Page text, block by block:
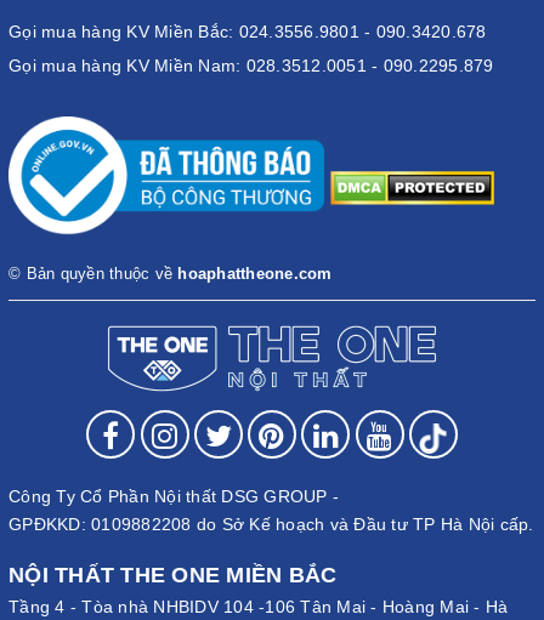
Gọi mua hàng KV Miền Bắc: 024.3556.9801 - 090.3420.678
Gọi mua hàng KV Miền Nam: 028.3512.0051 - 090.2295.879
© Bản quyền thuộc về hoaphattheone.com
Công Ty Cổ Phần Nội thất DSG GROUP -
GPĐKKD: 0109882208 do Sở Kế hoạch và Đầu tư TP Hà Nội cấp.
NỘI THẤT THE ONE MIỀN BẮC
Tầng 4 - Tòa nhà NHBIDV 104 -106 Tân Mai - Hoàng Mai - Hà